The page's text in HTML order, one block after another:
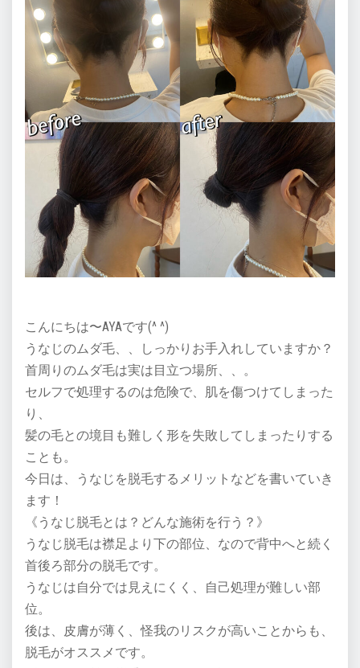
こんにちは〜AYAです(^ ^)
うなじのムダ毛、、しっかりお手入れしていますか？
首周りのムダ毛は実は目立つ場所、、。
セルフで処理するのは危険で、肌を傷つけてしまった
り、
髪の毛との境目も難しく形を失敗してしまったりする
ことも。
今日は、うなじを脱毛するメリットなどを書いていき
ます！
《うなじ脱毛とは？どんな施術を行う？》
うなじ脱毛は襟足より下の部位、なので背中へと続く
首後ろ部分の脱毛です。
うなじは自分では見えにくく、自己処理が難しい部
位。
後は、皮膚が薄く、怪我のリスクが高いことからも、
脱毛がオススメです。